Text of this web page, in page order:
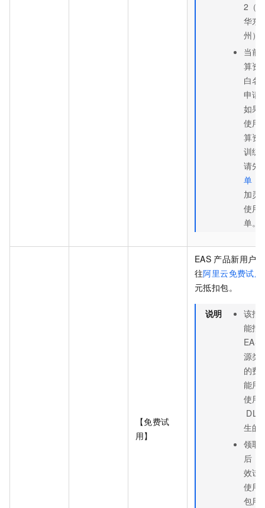
2（
华东
州）
当前
算资
白名
申请
如果
使用
算资
训练
请先
单
加灵
使用
单。
【免费试
用】
EAS 产品新用户
往阿里云免费试用
元抵扣包。
说明
该抵
能抵
EAS
源类
的费
能用
使用
DLC
生的
领取
后，
效试
使用
包用